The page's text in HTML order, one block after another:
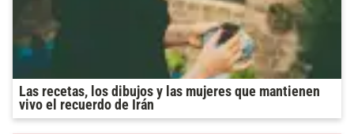
Las recetas, los dibujos y las mujeres que mantienen
vivo el recuerdo de Irán